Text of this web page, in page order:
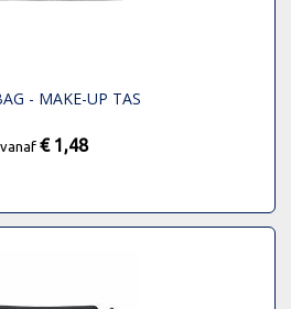
- MAKE-UP TAS
vanaf € 1,48